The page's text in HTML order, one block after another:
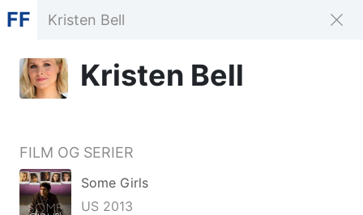
FF
Kristen Bell
FILM OG SERIER
Some Girls
US 2013